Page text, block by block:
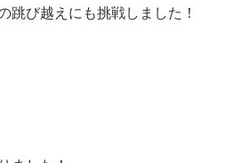
跳び越えにも挑戦しました！